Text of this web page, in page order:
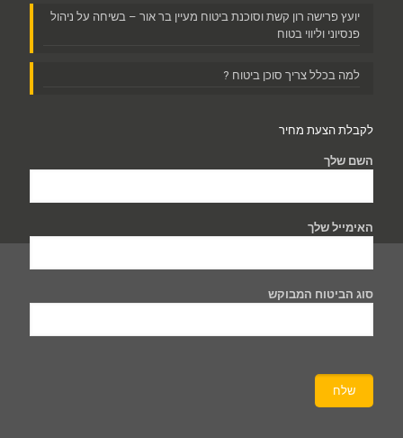
יועץ פרישה רון קשת וסוכנת ביטוח מעיין בר אור – בשיחה על ניהול
פנסיוני וליווי בטוח
למה בכלל צריך סוכן ביטוח ?
לקבלת הצעת מחיר
השם שלך
האימייל שלך
סוג הביטוח המבוקש